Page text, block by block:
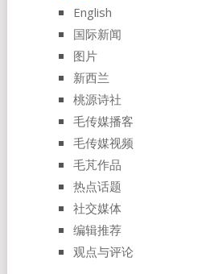
English
国际新闻
图片
新西兰
桃源诗社
毛传媒播客
毛传媒视频
毛芃作品
热点话题
社交媒体
编辑推荐
观点与评论